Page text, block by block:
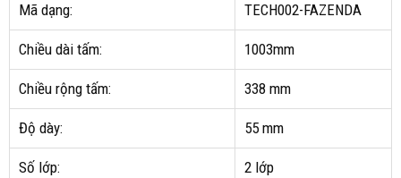
Mã dạng: TECH002-FAZENDA
Chiều dài tấm: 1003mm
Chiều rộng tấm: 338 mm
Độ dày: 55 mm
Số lớp: 2 lớp